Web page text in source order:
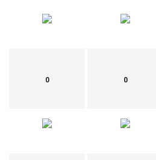
0 0